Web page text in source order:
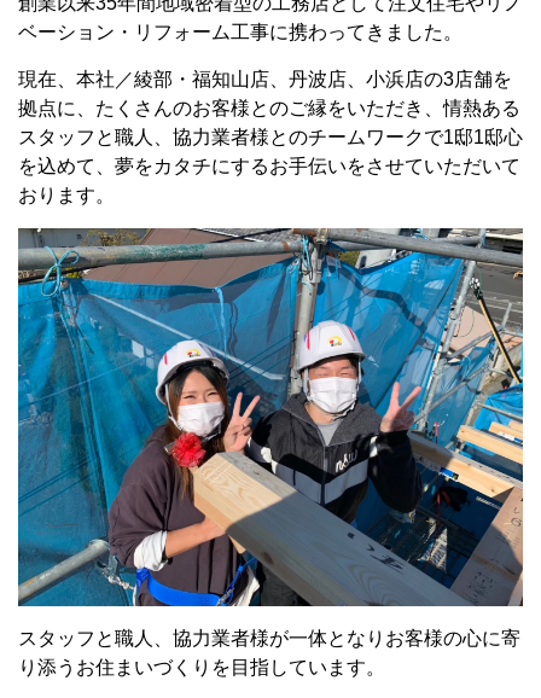
ベーション・リフォーム工事に携わってきました。
現在、本社／綾部・福知山店、丹波店、小浜店の3店舗を
拠点に、たくさんのお客様とのご縁をいただき、情熱ある
スタッフと職人、協力業者様とのチームワークで1邸1邸心
を込めて、夢をカタチにするお手伝いをさせていただいて
おります。
スタッフと職人、協力業者様が一体となりお客様の心に寄
り添うお住まいづくりを目指しています。